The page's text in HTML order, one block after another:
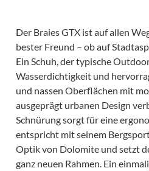
Der Braies GTX ist auf allen
bester Freund – ob auf
Ein Schuh, der typische
Wasserdichtigkeit und
und nassen Oberflächen mit
ausgeprägt urbanen Design
Schnürung sorgt für eine
entspricht mit seinem
Optik von Dolomite und setzt
ganz neuen Rahmen. Ein